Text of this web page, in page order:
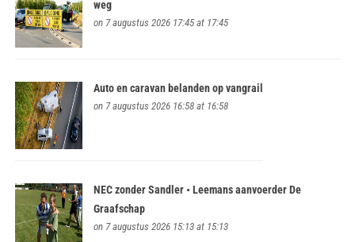
weg
on 7 augustus 2026 17:45 at 17:45
Auto en caravan belanden op vangrail
on 7 augustus 2026 16:58 at 16:58
NEC zonder Sandler • Leemans aanvoerder De
Graafschap
on 7 augustus 2026 15:13 at 15:13